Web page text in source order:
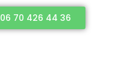
06 70 426 44 36